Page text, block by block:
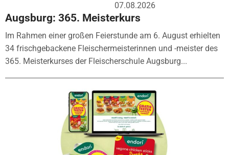
07.08.2026
Augsburg: 365. Meisterkurs
Im Rahmen einer großen Feierstunde am 6. August erhielten
34 frischgebackene Fleischermeisterinnen und -meister des
365. Meisterkurses der Fleischerschule Augsburg...